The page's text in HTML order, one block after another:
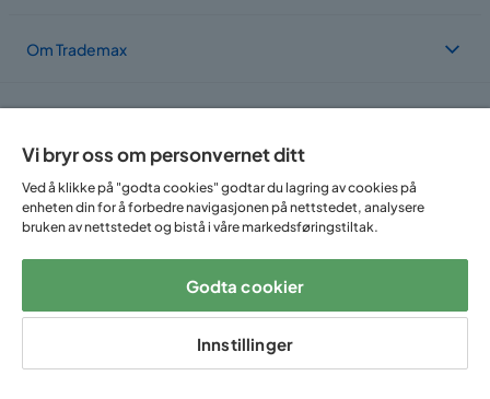
Om Trademax
Følg oss på:
Vi bryr oss om personvernet ditt
Ved å klikke på "godta cookies" godtar du lagring av cookies på
enheten din for å forbedre navigasjonen på nettstedet, analysere
bruken av nettstedet og bistå i våre markedsføringstiltak.
Godta cookier
Innstillinger